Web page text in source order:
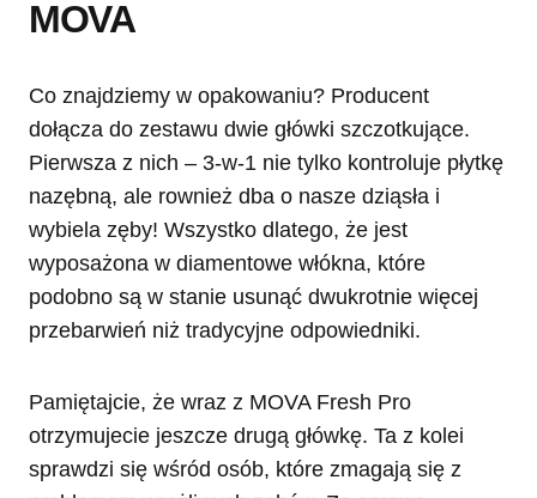
MOVA
Co znajdziemy w opakowaniu? Producent
dołącza do zestawu dwie główki szczotkujące.
Pierwsza z nich – 3-w-1 nie tylko kontroluje płytkę
nazębną, ale rownież dba o nasze dziąsła i
wybiela zęby! Wszystko dlatego, że jest
wyposażona w diamentowe włókna, które
podobno są w stanie usunąć dwukrotnie więcej
przebarwień niż tradycyjne odpowiedniki.
Pamiętajcie, że wraz z MOVA Fresh Pro
otrzymujecie jeszcze drugą główkę. Ta z kolei
sprawdzi się wśród osób, które zmagają się z